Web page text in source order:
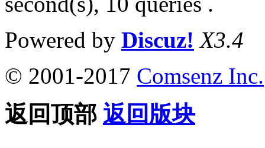
Powered by Discuz! X3.4
© 2001-2017 Comsenz Inc.
返回顶部 返回版块